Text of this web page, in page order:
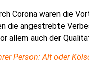
Corona waren die
die angestrebte
allem auch der
Person: Alt oder